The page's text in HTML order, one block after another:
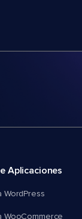
Aplicaciones
WordPress
WooCommerce